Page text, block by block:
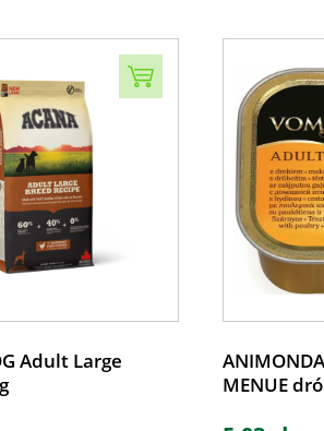
Adult Large
MENUE